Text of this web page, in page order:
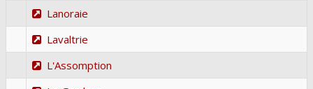
Lanoraie
Lavaltrie
L'Assomption